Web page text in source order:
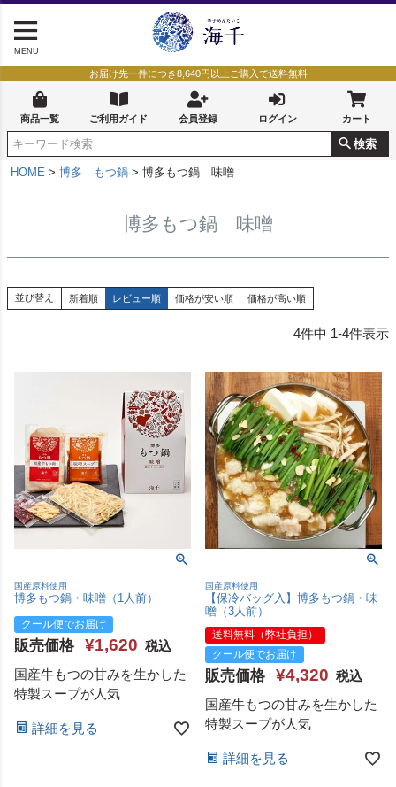
MENU
お届け先一件につき8,640円以上ご購入で送料無料
商品一覧 ご利用ガイド 会員登録 ログイン カート
検索
HOME 博多 もつ鍋 博多もつ鍋 味噌
博多もつ鍋 味噌
並び替え 新着順 レビュー順 価格が安い順 価格が高い順
4件中 1-4件表示
国産原料使用
博多もつ鍋・味噌（1人前）
クール便でお届け
販売価格 ¥1,620 税込
国産牛もつの甘みを生かした
特製スープが人気
詳細を見る
国産原料使用
【保冷バッグ入】博多もつ鍋・味
噌（3人前）
送料無料（弊社負担）
クール便でお届け
販売価格 ¥4,320 税込
国産牛もつの甘みを生かした
特製スープが人気
詳細を見る